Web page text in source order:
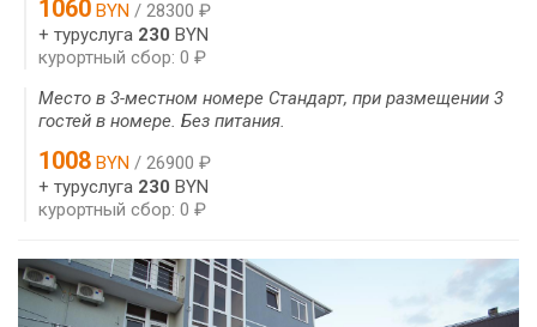
1060 BYN / 28300 ₽
+ туруслуга 230 BYN
курортный сбор: 0 ₽
Место в 3-местном номере Стандарт, при размещении 3
гостей в номере. Без питания.
1008 BYN / 26900 ₽
+ туруслуга 230 BYN
курортный сбор: 0 ₽